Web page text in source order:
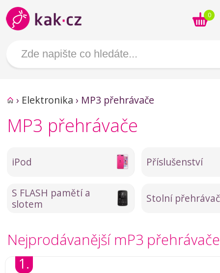
0
› Elektronika › MP3 přehrávače
MP3 přehrávače
iPod Příslušenství
S FLASH pamětí a
slotem
Stolní
Nejprodávanější mP3 přehrávače
1.